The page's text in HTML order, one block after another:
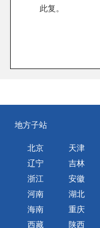
此复。
地方子站
北京 天津
辽宁
吉林
浙江
安徽
河南
湖北
海南
重庆
西藏
陕西